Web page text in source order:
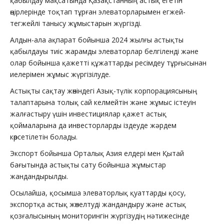
өңірлерінде тоқтап тұрған элеваторларымен егжей-
тегжейлі танысу жұмыстарын жүргізді.
Алдын-ала ақпарат бойынша 2024 жылғы астықты
қабылдауы тиіс жарамды элеваторлар белгіленді және
олар бойынша қажетті құжаттарды ресімдеу тұрғысынан
иелерімен жұмыс жүргізілуде.
Астықты сақтау жөніндегі Азық-түлік корпорациясының
талаптарына толық сай келмейтін және жұмыс істеуін
жалғастыру үшін инвестициялар қажет астық
қоймаларына да инвесторларды іздеуде жәрдем
көрсетілетін болады.
Экспорт бойынша Орталық Азия елдері мен Қытай
бағытында астықты сату бойынша жұмыстар
жандандырылды.
Осылайша, қосымша элеваторлық қуаттарды қосу,
экспортқа астық жөнелтуді жандандыру және астық
қозғалысының мониторингін жүргізудің нәтижесінде